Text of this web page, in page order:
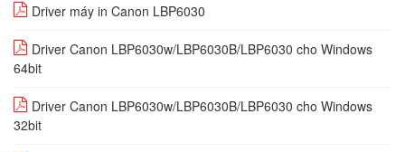
Driver máy in Canon LBP6030
Driver Canon LBP6030w/LBP6030B/LBP6030 cho Windows
64bit
Driver Canon LBP6030w/LBP6030B/LBP6030 cho Windows
32bit